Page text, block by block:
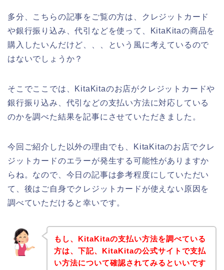
多分、こちらの記事をご覧の方は、クレジットカード
や銀行振り込み、代引などを使って、KitaKitaの商品を
購入したいんだけど、、、という風に考えているので
はないでしょうか？
そこでここでは、KitaKitaのお店がクレジットカードや
銀行振り込み、代引などの支払い方法に対応している
のかを調べた結果を記事にさせていただきました。
今回ご紹介した以外の理由でも、KitaKitaのお店でクレ
ジットカードのエラーが発生する可能性がありますか
らね。なので、今日の記事は参考程度にしていただい
て、後はご自身でクレジットカードが使えない原因を
調べていただけると幸いです。
もし、KitaKitaの支払い方法を調べている
方は、下記、KitaKitaの公式サイトで支払
い方法について確認されてみるといいです